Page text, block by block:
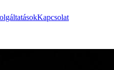
Kapcsolat